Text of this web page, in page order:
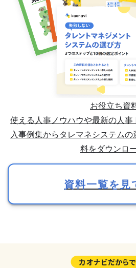
お役立ち資
使える人事ノウハウや最新の人事
入事例集からタレマネシステムの
料をダウンロー
資料一覧を見
カオナビだから